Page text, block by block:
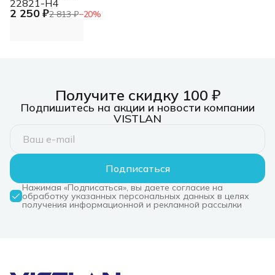
2 250 ₽2 813 ₽−20%
22821-H4
Получите скидку 100 ₽
Подпишитесь на акции и новости компании
VISTLAN
Подписаться
Нажимая «Подписаться», вы даете согласие на
обработку указанных персональных данных в целях
получения информационной и рекламной рассылки